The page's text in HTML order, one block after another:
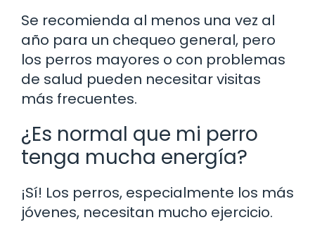
Se recomienda al menos una vez al
año para un chequeo general, pero
los perros mayores o con problemas
de salud pueden necesitar visitas
más frecuentes.
¿Es normal que mi perro
tenga mucha energía?
¡Sí! Los perros, especialmente los más
jóvenes, necesitan mucho ejercicio.